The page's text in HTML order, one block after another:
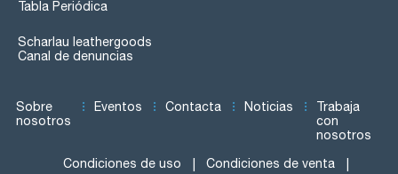
Tabla Periódica
Scharlau leathergoods
Canal de denuncias
Sobre
nosotros
Eventos Contacta Noticias
Trabaja
con
nosotros
Condiciones de uso Condiciones de venta